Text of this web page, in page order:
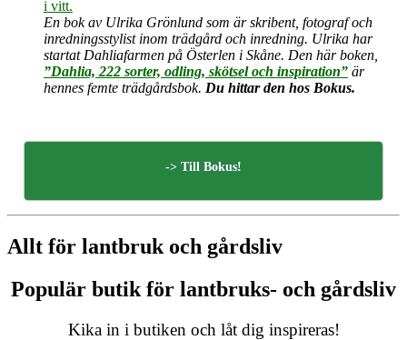
En bok av Ulrika Grönlund som är skribent, fotograf och
inredningsstylist inom trädgård och inredning. Ulrika har
startat Dahliafarmen på Österlen i Skåne. Den här boken,
”Dahlia, 222 sorter, odling, skötsel och inspiration” är
hennes femte trädgårdsbok. Du hittar den hos Bokus.
-> Till Bokus!
Allt för lantbruk och gårdsliv
Populär butik för lantbruks- och gårdsliv
Kika in i butiken och låt dig inspireras!